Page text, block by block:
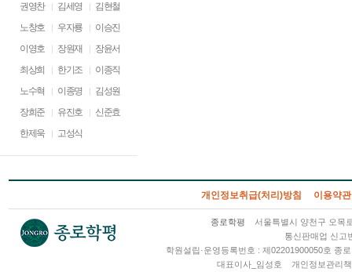
권영찬 김세영
김현철
노창호
우자룡
이승진
이영호
장원재
장윤서
최상희
한기조
이종직
노수혁
이종명
김성원
장희준
유진호
신준효
한제욱
고성식
개인정보취급(처리)방침 이용약관
종로학평
서울특별시 양천구 오목
통신판매업 신고
학원설립·운영등록번호 : 제02201900050호 종
대표이사_임성호
개인정보관리